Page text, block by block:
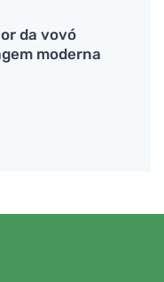
da vovó
moderna